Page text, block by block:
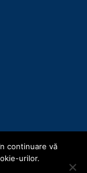
2019
continuare vă
urilor.